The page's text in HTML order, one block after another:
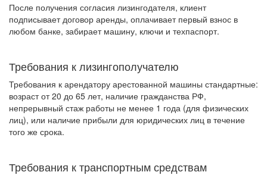
После получения согласия лизингодателя, клиент
подписывает договор аренды, оплачивает первый взнос в
любом банке, забирает машину, ключи и техпаспорт.
Требования к лизингополучателю
Требования к арендатору арестованной машины стандартные:
возраст от 20 до 65 лет, наличие гражданства РФ,
непрерывный стаж работы не менее 1 года (для физических
лиц), или наличие прибыли для юридических лиц в течение
того же срока.
Требования к транспортным средствам